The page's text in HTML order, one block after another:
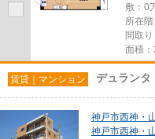
敷：0
所在
間取
面積
賃貸｜マンション デュランタ
神戸市西神・
神戸市西神・